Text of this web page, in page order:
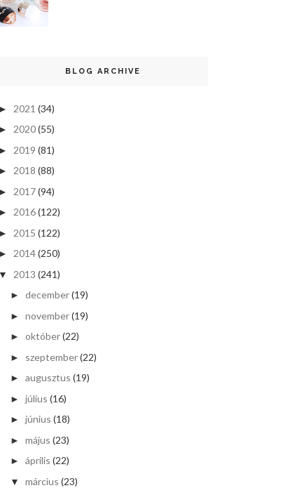
BLOG ARCHIVE
► 2021 (34)
► 2020(55)
► 2019 (81)
► 2018 (88)
► 2017(94)
► 2016(122)
► 2015 (122)
► 2014(250)
▼ 2013 (241)
► december(19)
► november(19)
► október(22)
► szeptember(22)
► augusztus (19)
► július (16)
► június (18)
► május (23)
► április (22)
▼ március (23)